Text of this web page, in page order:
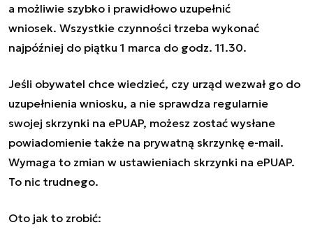
a możliwie szybko i prawidłowo uzupełnić
wniosek. Wszystkie czynności trzeba wykonać
najpóźniej do piątku 1 marca do godz. 11.30.
Jeśli obywatel chce wiedzieć, czy urząd wezwał go do
uzupełnienia wniosku, a nie sprawdza regularnie
swojej skrzynki na ePUAP, możesz zostać wysłane
powiadomienie także na prywatną skrzynkę e-mail.
Wymaga to zmian w ustawieniach skrzynki na ePUAP.
To nic trudnego.
Oto jak to zrobić: